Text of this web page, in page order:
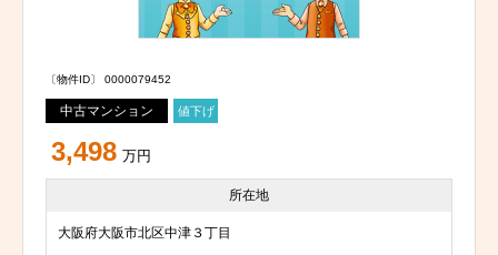
〔物件ID〕 0000079452
中古マンション 値下げ
3,498 万円
所在地
大阪府大阪市北区中津３丁目